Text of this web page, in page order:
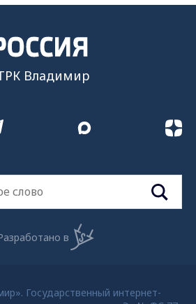
Владимир
в
Государственный интернет-